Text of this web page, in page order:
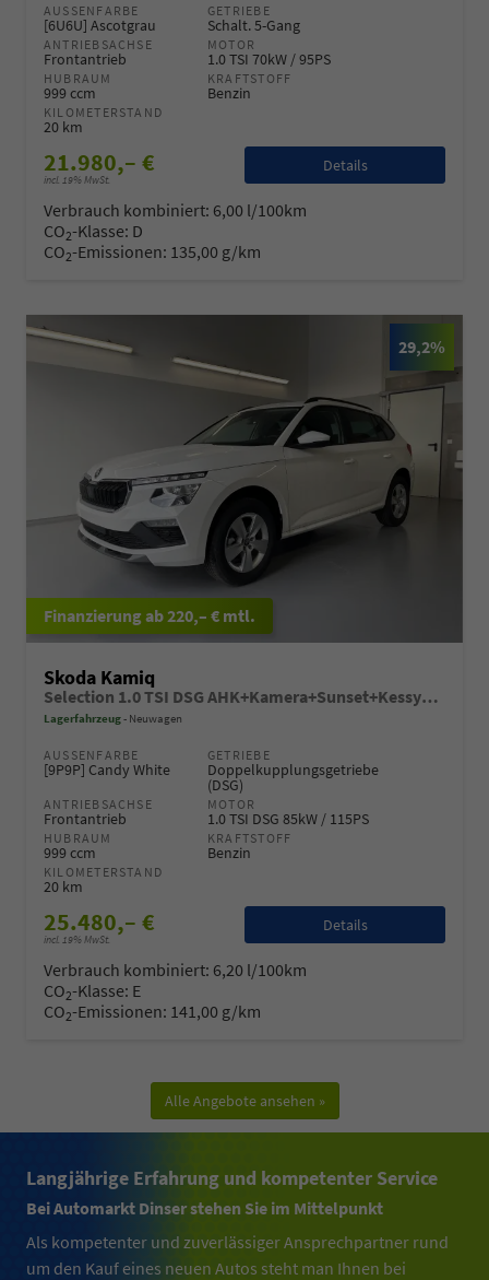
AUSSENFARBE
[6U6U] Ascotgrau
GETRIEBE
Schalt. 5-Gang
ANTRIEBSACHSE
Frontantrieb
MOTOR
1.0 TSI 70kW / 95PS
HUBRAUM
999 ccm
KRAFTSTOFF
Benzin
KILOMETERSTAND
20 km
21.980,– €
incl. 19% MwSt.
Details
Verbrauch kombiniert: 6,00 l/100km
CO2-Klasse: D
CO2-Emissionen: 135,00 g/km
29,2%
ab 220,– € mtl.
Skoda Kamiq
Selection 1.0 TSI DSG AHK+Kamera+Sunset+Kessy+AppConnect+Sitzheiz+Alu16+GV5
Lagerfahrzeug Neuwagen
AUSSENFARBE
[9P9P] Candy White
GETRIEBE
Doppelkupplungsgetriebe
(DSG)
ANTRIEBSACHSE
Frontantrieb
MOTOR
1.0 TSI DSG 85kW / 115PS
HUBRAUM
999 ccm
KRAFTSTOFF
Benzin
KILOMETERSTAND
20 km
25.480,– €
incl. 19% MwSt.
Details
Verbrauch kombiniert: 6,20 l/100km
CO2-Klasse: E
CO2-Emissionen: 141,00 g/km
Alle Angebote ansehen »
Langjährige Erfahrung und kompetenter Service
Bei Automarkt Dinser stehen Sie im Mittelpunkt
Als kompetenter und zuverlässigerAnsprechpartner rund
um den Kauf eines neuen Autos steht man Ihnen bei